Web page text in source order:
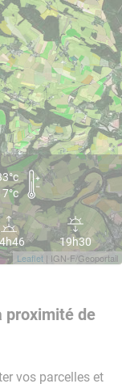
Leaflet | IGN-F/Geoportail
19h30
proximité de
vos parcelles et